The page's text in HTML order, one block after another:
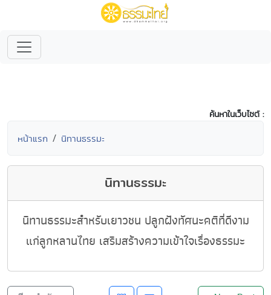
ค้นหาในเว็บไซต์ :
หน้าแรก นิทานธรรมะ
นิทานธรรมะ
นิทานธรรมะสำหรับเยาวชน ปลูกฝังทัศนะคติที่ดีงาม
แก่ลูกหลานไทย เสริมสร้างความเข้าใจเรื่องธรรมะ